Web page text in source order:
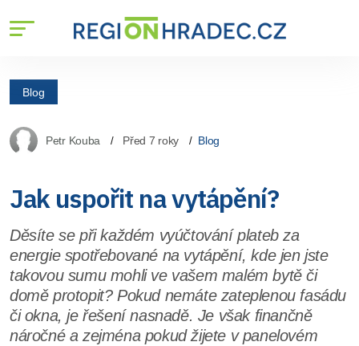
Blog
Petr Kouba Před 7 roky Blog
Jak uspořit na vytápění?
Děsíte se při každém vyúčtování plateb za
energie spotřebované na vytápění, kde jen jste
takovou sumu mohli ve vašem malém bytě či
domě protopit? Pokud nemáte zateplenou fasádu
či okna, je řešení nasnadě. Je však finančně
náročné a zejména pokud žijete v panelovém